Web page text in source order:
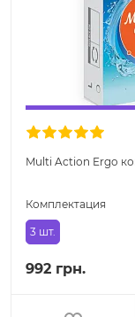
Multi Action Ergo
Комплектация
3 шт.
992 грн.